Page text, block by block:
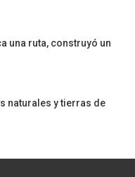
una ruta, construyó un
naturales y tierras de